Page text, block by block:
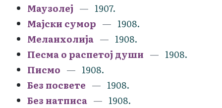
Маузолеј
1907.
Мајски сумор
1908.
Меланхолија
1908.
Песма о распетој души
1908.
Писмо
1908.
Без посвете
1908.
Без натписа
1908.